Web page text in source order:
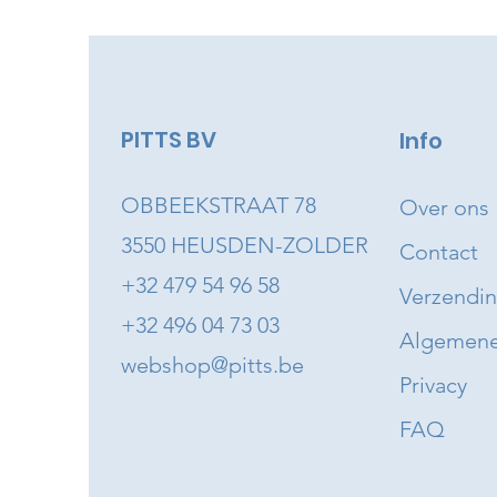
PITTS BV
OBBEEKSTRAAT 78
3550 HEUSDEN-ZOLDER
+32 479 54 96 58
+32 496 04 73 03
webshop@pitts.be
Info
Over ons
Contact
Privacy
FAQ